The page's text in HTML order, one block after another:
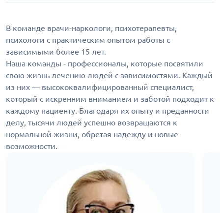
В команде врачи-наркологи, психотерапевты,
психологи с практическим опытом работы с
зависимыми более 15 лет.
Наша команды - профессионалы, которые посвятили
свою жизнь лечению людей с зависимостями. Каждый
из них — высококвалифицированный специалист,
который с искренним вниманием и заботой подходит к
каждому пациенту. Благодаря их опыту и преданности
делу, тысячи людей успешно возвращаются к
нормальной жизни, обретая надежду и новые
возможности.